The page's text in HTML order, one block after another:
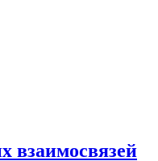
взаимосвязей